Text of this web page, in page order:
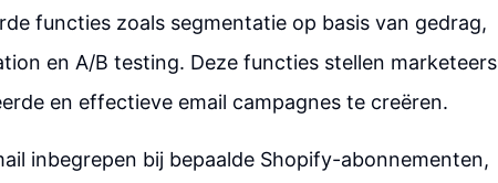
functies zoals segmentatie op basis van gedrag,
en A/B testing. Deze functies stellen marketeers
en effectieve email campagnes te creëren.
inbegrepen bij bepaalde Shopify-abonnementen,